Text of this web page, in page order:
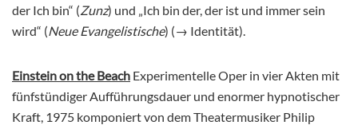
der Ich bin“ (Zunz) und „Ich bin der, der ist und immer sein
wird“ (Neue Evangelistische) (→ Identität).
Einstein on the Beach Experimentelle Oper in vier Akten mit
fünfstündiger Aufführungsdauer und enormer hypnotischer
Kraft, 1975 komponiert von dem Theatermusiker Philip